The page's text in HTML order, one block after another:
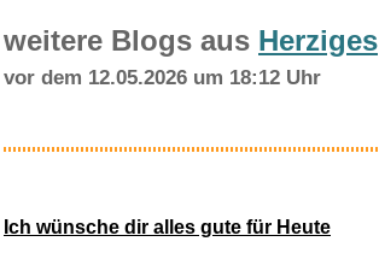
weitere Blogs aus Herziges
vor dem 12.05.2026 um 18:12 Uhr
Ich wünsche dir alles gute für Heute